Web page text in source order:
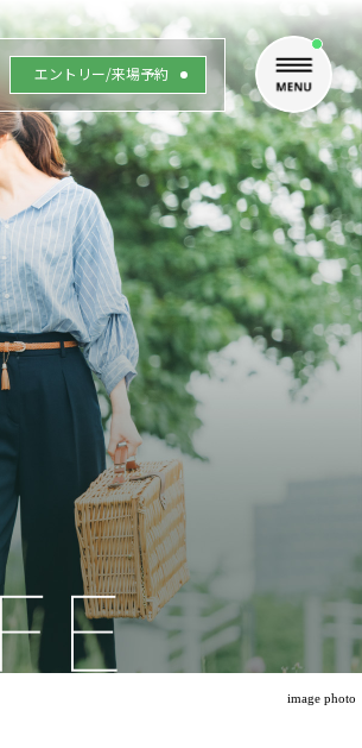
エントリー/来場予約
造型・低層レジデンス
ド
image photo